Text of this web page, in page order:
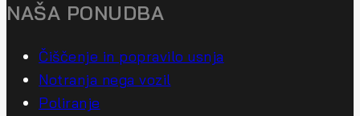
NAŠA PONUDBA
Čiščenje in popravilo usnja
Notranja nega vozil
Poliranje